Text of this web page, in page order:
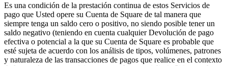
Es una condición de la prestación continua de estos Servicios de
pago que Usted opere su Cuenta de Square de tal manera que
siempre tenga un saldo cero o positivo, no siendo posible tener un
saldo negativo (teniendo en cuenta cualquier Devolución de pago
efectiva o potencial a la que su Cuenta de Square es probable que
esté sujeta de acuerdo con los análisis de tipos, volúmenes, patrones
y naturaleza de las transacciones de pagos que realice en el contexto